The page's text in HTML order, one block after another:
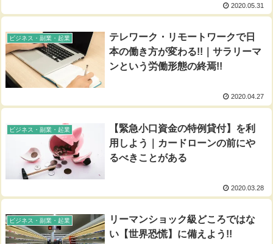
2020.05.31
ビジネス・副業・起業
テレワーク・リモートワークで日
本の働き方が変わる!!｜サラリーマ
ンという労働形態の終焉!!
2020.04.27
ビジネス・副業・起業
【緊急小口資金の特例貸付】を利
用しよう｜カードローンの前にや
るべきことがある
2020.03.28
ビジネス・副業・起業
リーマンショック級どころではな
い【世界恐慌】に備えよう!!